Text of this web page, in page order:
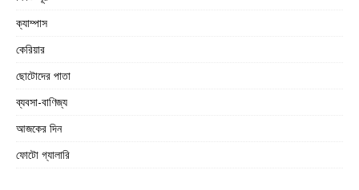
ক্যাম্পাস
কেরিয়ার
ছোটোদের পাতা
ব্যবসা-বাণিজ্য
আজকের দিন
ফোটো গ্যালারি